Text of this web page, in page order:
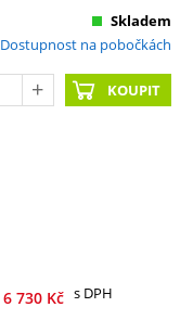
Skladem
Dostupnost na pobočkách
KOUPIT
6 730 Kč s DPH